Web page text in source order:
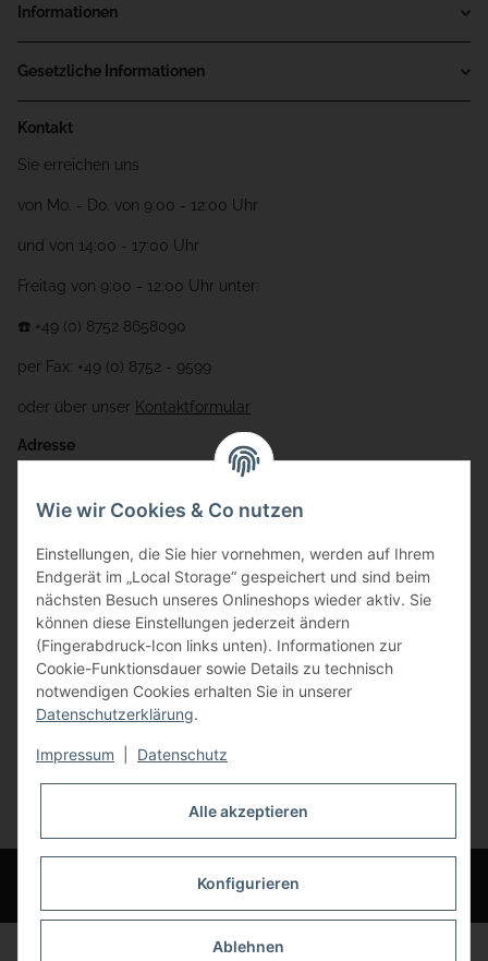
Informationen
Gesetzliche Informationen
Kontakt
Sie erreichen uns
von Mo. - Do. von 9:00 - 12:00 Uhr
und von 14:00 - 17:00 Uhr
Freitag von 9:00 - 12:00 Uhr unter:
☎️ +49 (0) 8752 8658090
per Fax: +49 (0) 8752 - 9599
oder über unser Kontaktformular
Adresse
Gewerbering 17
84072 Au i.d. Hallertau
info@bauer-tore.de
Vertrag widerrufen
* Alle Preise inkl. gesetzlicher USt., zzgl.Versand
© Bauer-Systemtechnik GmbH - Technische Änderungen und Irrtümer
vorbehalten
Wie wir Cookies & Co nutzen
Einstellungen, die Sie hier vornehmen, werden auf Ihrem
Endgerät im „Local Storage“ gespeichert und sind beim
nächsten Besuch unseres Onlineshops wieder aktiv. Sie
können diese Einstellungen jederzeit ändern
(Fingerabdruck-Icon links unten). Informationen zur
Cookie-Funktionsdauer sowie Details zu technisch
notwendigen Cookies erhalten Sie in unserer
Datenschutzerklärung.
Impressum Datenschutz
Alle akzeptieren
Konfigurieren
Ablehnen